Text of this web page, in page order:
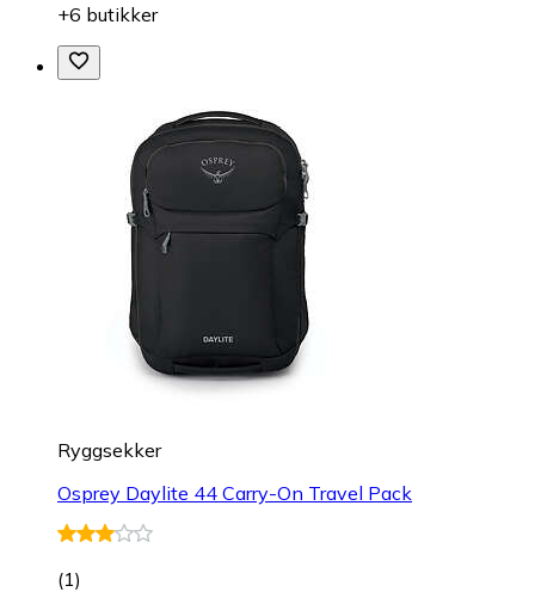
+6 butikker
Ryggsekker
Osprey Daylite 44 Carry-On Travel Pack
(1)